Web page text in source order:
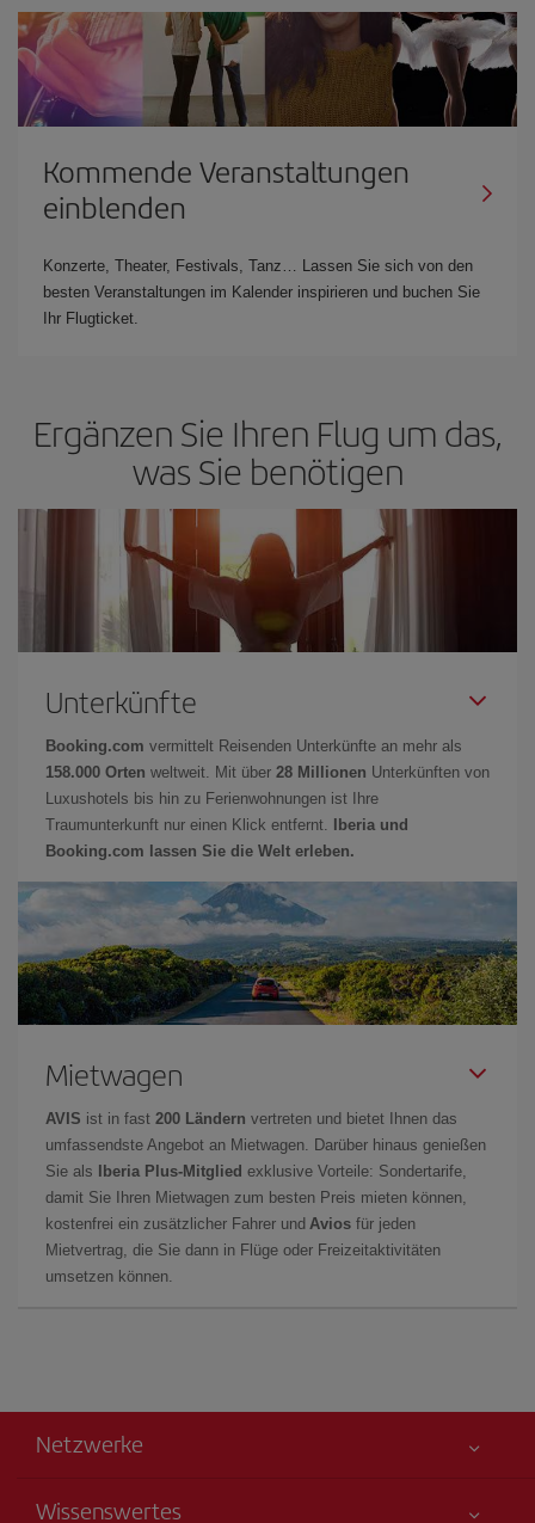
Kommende Veranstaltungen
einblenden
Konzerte, Theater, Festivals, Tanz… Lassen Sie sich von den
besten Veranstaltungen im Kalender inspirieren und buchen Sie
Ihr Flugticket.
Ergänzen Sie Ihren Flug um das,
was Sie benötigen
Unterkünfte
Booking.com vermittelt Reisenden Unterkünfte an mehr als
158.000 Orten weltweit. Mit über 28 Millionen Unterkünften von
Luxushotels bis hin zu Ferienwohnungen ist Ihre
Traumunterkunft nur einen Klick entfernt.
Iberia und
Booking.com lassen Sie die Welt erleben.
Mietwagen
AVIS ist in fast 200 Ländern vertreten und bietet Ihnen das
umfassendste Angebot an Mietwagen. Darüber hinaus genießen
Sie als
Iberia Plus-Mitglied exklusive Vorteile: Sondertarife,
damit Sie Ihren Mietwagen zum besten Preis mieten können,
kostenfrei ein zusätzlicher Fahrer und Avios für jeden
Mietvertrag, die Sie dann in Flüge oder Freizeitaktivitäten
umsetzen können.
Netzwerke
Wissenswertes